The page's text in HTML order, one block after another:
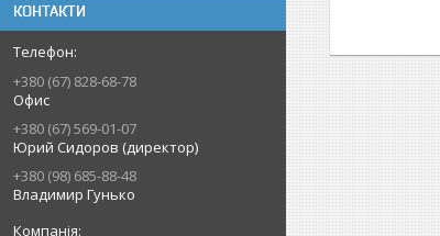
КОНТАКТИ
+380 (67) 828-68-78
Офис
+380 (67) 569-01-07
Юрий Сидоров (директор)
+380 (98) 685-88-48
Владимир Гунько